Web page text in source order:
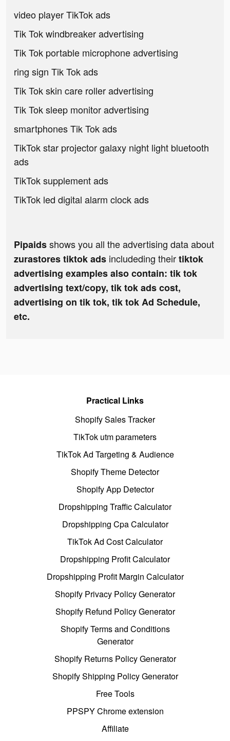
video player TikTok ads
Tik Tok windbreaker advertising
Tik Tok portable microphone advertising
ring sign Tik Tok ads
Tik Tok skin care roller advertising
Tik Tok sleep monitor advertising
smartphones Tik Tok ads
TikTok star projector galaxy night light bluetooth
ads
TikTok supplement ads
TikTok led digital alarm clock ads
Pipaidsshows you all the advertising data about
zurastores tiktok ads includeding theirtiktok
advertising examples also contain: tik tok
advertising text/copy, tik tok ads cost,
advertising on tik tok, tik tok Ad Schedule,
etc.
Practical Links
Shopify Sales Tracker
TikTok utm parameters
TikTok Ad Targeting & Audience
Shopify Theme Detector
Shopify App Detector
Dropshipping Traffic Calculator
Dropshipping Cpa Calculator
TikTok Ad Cost Calculator
Dropshipping Profit Calculator
Dropshipping Profit Margin Calculator
Shopify Privacy Policy Generator
Shopify Refund Policy Generator
Shopify Terms and Conditions
Generator
Shopify Returns Policy Generator
Shopify Shipping Policy Generator
Free Tools
PPSPY Chrome extension
Affiliate